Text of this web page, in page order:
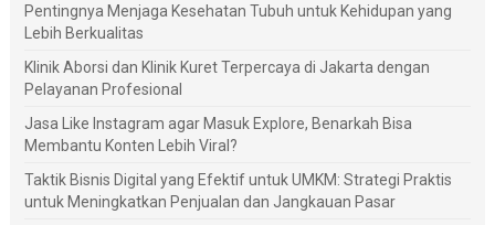
Pentingnya Menjaga Kesehatan Tubuh untuk Kehidupan yang
Lebih Berkualitas
Klinik Aborsi dan Klinik Kuret Terpercaya di Jakarta dengan
Pelayanan Profesional
Jasa Like Instagram agar Masuk Explore, Benarkah Bisa
Membantu Konten Lebih Viral?
Taktik Bisnis Digital yang Efektif untuk UMKM: Strategi Praktis
untuk Meningkatkan Penjualan dan Jangkauan Pasar